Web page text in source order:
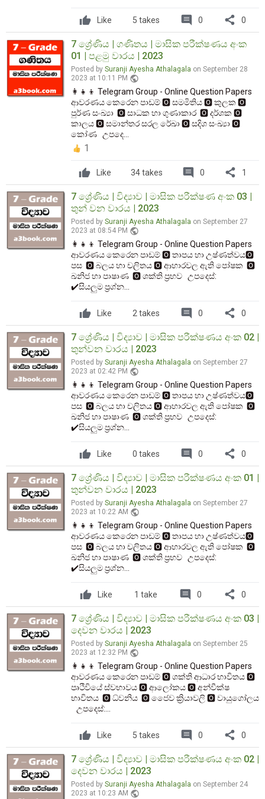
Like 5 takes comment 0 share 0
7 ශ්‍රේණිය | ගණිතය | මාසික පරීක්ෂණය අංක
01 | පළමු වාරය | 2023
Posted by Suranji Ayesha Athalagala on September 28
2023 at 10:11 PM public
👩‍👧‍👦 Telegram Group - Online Question Papers
ආවරණය කෙරෙන පාඩම් 🅾️ සමමිතිය 🅾️ කුලක 🅾️
පුර්ණ සංඛ්‍යා 🅾️ සාධක හා ගුණාකාර 🅾️ දර්ශක 🅾️
කාලය 🅾️ සමාන්තර සරල රේඛා 🅾️ සදිශ සංඛ්‍යා 🅾️
කෝණ උපදෙ...
1
Like 34 takes comment 0 share 1
7 ශ්‍රේණිය | විද්‍යාව | මාසික පරීක්ෂණ අංක 03 |
තුන් වන වාරය | 2023
Posted by Suranji Ayesha Athalagala on September 27
2023 at 08:54 PM public
👩‍👧‍👦 Telegram Group - Online Question Papers
ආවරණය කෙරෙන පාඩම් 🅾️ තාපය හා උෂ්ණත්වය🅾️
පස 🅾️ බලය හා චලිතය 🅾️ ආහාරවල ඇති පෝෂක 🅾️
ඛනිජ හා පාෂාණ 🅾️ ශක්ති ප්‍රභව උපදෙස්:
✔️සියලුම ප්‍රශ්න...
Like 2 takes comment 0 share 0
7 ශ්‍රේණිය | විද්‍යාව | මාසික පරීක්ෂණය අංක 02 |
තුන්වන වාරය | 2023
Posted by Suranji Ayesha Athalagala on September 27
2023 at 02:42 PM public
👩‍👧‍👦 Telegram Group - Online Question Papers
ආවරණය කෙරෙන පාඩම් 🅾️ තාපය හා උෂ්ණත්වය🅾️
පස 🅾️ බලය හා චලිතය 🅾️ ආහාරවල ඇති පෝෂක 🅾️
ඛනිජ හා පාෂාණ 🅾️ ශක්ති ප්‍රභව උපදෙස්:
✔️සියලුම ප්‍රශ්න...
Like 0 takes comment 0 share 0
7 ශ්‍රේණිය | විද්‍යාව | මාසික පරීක්ෂණය අංක 01 |
තුන්වන වාරය | 2023
Posted by Suranji Ayesha Athalagala on September 27
2023 at 10:22 AM public
👩‍👧‍👦 Telegram Group - Online Question Papers
ආවරණය කෙරෙන පාඩම් 🅾️ තාපය හා උෂ්ණත්වය🅾️
පස 🅾️ බලය හා චලිතය 🅾️ ආහාරවල ඇති පෝෂක 🅾️
ඛනිජ හා පාෂාණ 🅾️ ශක්ති ප්‍රභව උපදෙස්:
✔️සියලුම ප්‍රශ්න...
Like 1 take comment 0 share 0
7 ශ්‍රේණිය | විද්‍යාව | මාසික පරීක්ෂණය අංක 03 |
දෙවන වාරය | 2023
Posted by Suranji Ayesha Athalagala on September 25
2023 at 12:32 PM public
👩‍👧‍👦 Telegram Group - Online Question Papers
ආවරණය කෙරෙන පාඩම් 🅾️ ශක්‌ති ආධාර භාවිතය 🅾️
පෘථිවියේ ස්වභාවය 🅾️ ආලෝකය 🅾️ අන්වීක්ෂ
භාවිතය 🅾️ ධ්වනිය 🅾️ ජෙෙව ක්‍රියාවලි 🅾️ වායුගෝලය
උපදෙස්:...
Like 5 takes comment 0 share 0
7 ශ්‍රේණිය | විද්‍යාව | මාසික පරීක්ෂණය අංක 02 |
දෙවන වාරය | 2023
Posted by Suranji Ayesha Athalagala on September 24
2023 at 10:23 AM public